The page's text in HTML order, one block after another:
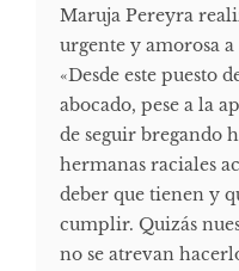
Maruja Pereyra
urgente y amorosa a
«Desde este puesto
abocado, pese a la
de seguir bregando
hermanas raciales
deber que tienen y
cumplir. Quizás
no se atrevan